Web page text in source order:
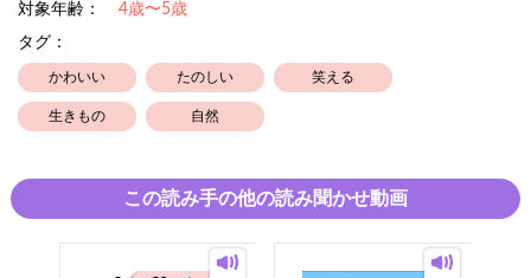
対象年齢：
4歳〜5歳
タグ：
かわいい たのしい 笑える
生きもの 自然
この読み手の他の読み聞かせ動画